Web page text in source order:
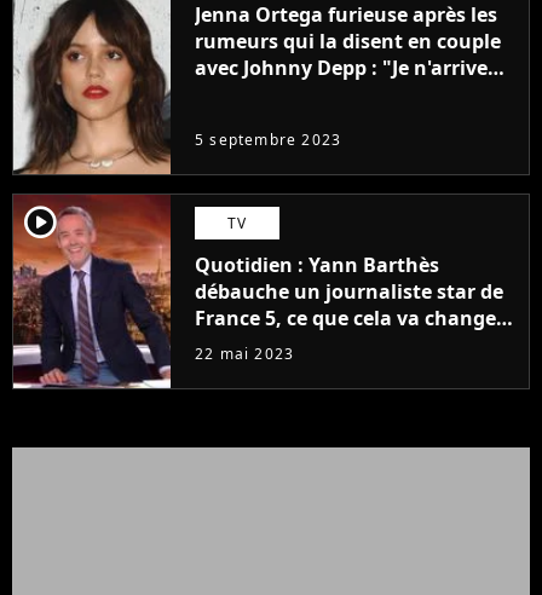
Jenna Ortega furieuse après les
rumeurs qui la disent en couple
avec Johnny Depp : "Je n'arrive
5 septembre 2023
player2 TV
Quotidien : Yann Barthès
débauche un journaliste star de
France 5, ce que cela va changer
à la rentrée
22 mai 2023